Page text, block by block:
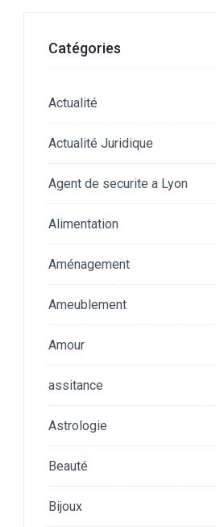
Catégories
Actualité
Actualité Juridique
Agent de securite a Lyon
Alimentation
Aménagement
Ameublement
Amour
assitance
Astrologie
Beauté
Bijoux